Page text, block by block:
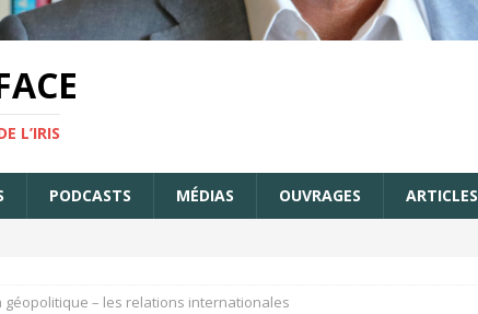
L’IRIS
PODCASTS MÉDIAS OUVRAGES ARTICLES
géopolitique – les relations internationales